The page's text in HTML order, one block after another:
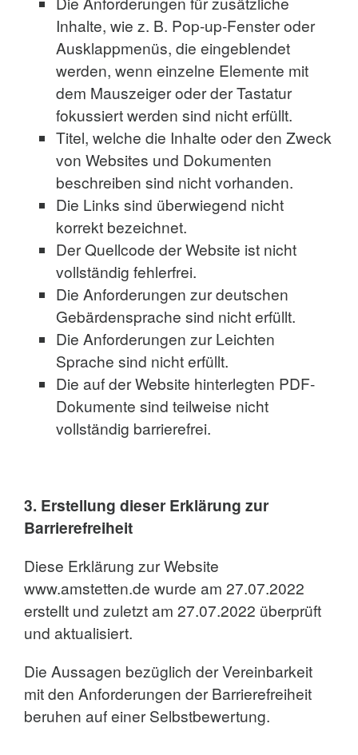
Inhalte, wie z. B. Pop-up-Fenster oder
Ausklappmenüs, die eingeblendet
werden, wenn einzelne Elemente mit
dem Mauszeiger oder der Tastatur
fokussiert werden sind nicht erfüllt.
Titel, welche die Inhalte oder den Zweck
von Websites und Dokumenten
beschreiben sind nicht vorhanden.
Die Links sind überwiegend nicht
korrekt bezeichnet.
Der Quellcode der Website ist nicht
vollständig fehlerfrei.
Die Anforderungen zur deutschen
Gebärdensprache sind nicht erfüllt.
Die Anforderungen zur Leichten
Sprache sind nicht erfüllt.
Die auf der Website hinterlegten PDF-
Dokumente sind teilweise nicht
vollständig barrierefrei.
3. Erstellung dieser Erklärung zur
Barrierefreiheit
Diese Erklärung zur Website
www.amstetten.de wurde am 27.07.2022
erstellt und zuletzt am 27.07.2022 überprüft
und aktualisiert.
Die Aussagen bezüglich der Vereinbarkeit
mit den Anforderungen der Barrierefreiheit
beruhen auf einer Selbstbewertung.